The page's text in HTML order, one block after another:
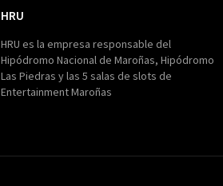
HRU
HRU es la empresa responsable del
Hipódromo Nacional de Maroñas, Hipódromo
Las Piedras y las 5 salas de slots de
Entertainment Maroñas